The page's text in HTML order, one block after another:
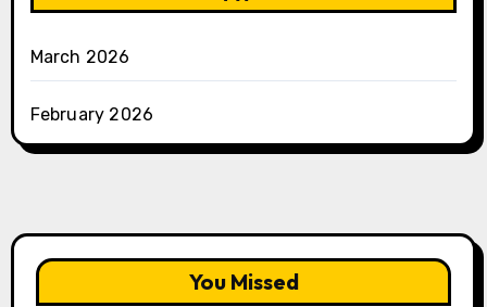
March 2026
February 2026
You Missed